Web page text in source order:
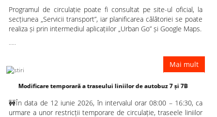
Programul de circulație poate fi consultat pe site-ul oficial, la
secțiunea „Servicii transport”, iar planificarea călătoriei se poate
realiza și prin intermediul aplicațiilor „Urban Go” și Google Maps.
.....
Mai mult
temporară a traseului liniilor de autobuz 7 și 7B
🚧În data de 12 iunie 2026, în intervalul orar 08:00 – 16:30, ca
urmare a unor restricții temporare de circulație, traseele liniilor